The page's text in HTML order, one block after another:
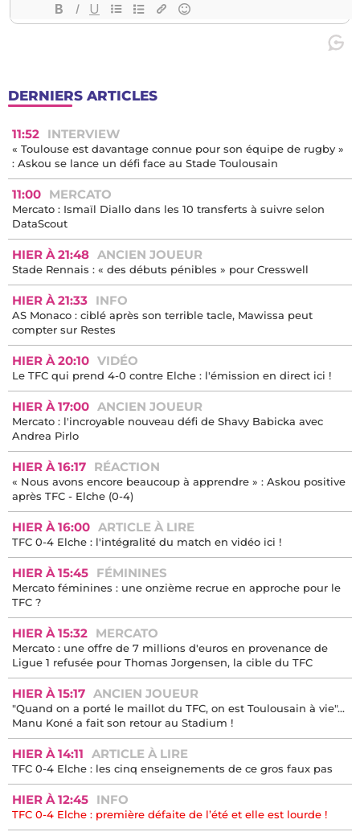
DERNIERS ARTICLES
11:52 INTERVIEW
« Toulouse est davantage connue pour son équipe de rugby »
: Askou se lance un défi face au Stade Toulousain
11:00 MERCATO
Mercato : Ismaïl Diallo dans les 10 transferts à suivre selon
DataScout
HIER À 21:48 ANCIEN JOUEUR
Stade Rennais : « des débuts pénibles » pour Cresswell
HIER À 21:33 INFO
AS Monaco : ciblé après son terrible tacle, Mawissa peut
compter sur Restes
HIER À 20:10 VIDÉO
Le TFC qui prend 4-0 contre Elche : l'émission en direct ici !
HIER À 17:00 ANCIEN JOUEUR
Mercato : l'incroyable nouveau défi de Shavy Babicka avec
Andrea Pirlo
HIER À 16:17 RÉACTION
« Nous avons encore beaucoup à apprendre » : Askou positive
après TFC - Elche (0-4)
HIER À 16:00 ARTICLE À LIRE
TFC 0-4 Elche : l'intégralité du match en vidéo ici !
HIER À 15:45 FÉMININES
Mercato féminines : une onzième recrue en approche pour le
TFC ?
HIER À 15:32 MERCATO
Mercato : une offre de 7 millions d'euros en provenance de
Ligue 1 refusée pour Thomas Jorgensen, la cible du TFC
HIER À 15:17 ANCIEN JOUEUR
"Quand on a porté le maillot du TFC, on est Toulousain à vie"...
Manu Koné a fait son retour au Stadium !
HIER À 14:11 ARTICLE À LIRE
TFC 0-4 Elche : les cinq enseignements de ce gros faux pas
HIER À 12:45 INFO
TFC 0-4 Elche : première défaite de l’été et elle est lourde !